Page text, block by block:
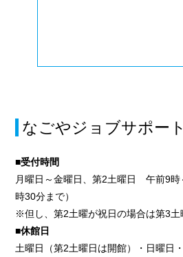
なごやジョブサポー
■受付時間
月曜日～金曜日、第2土曜日 午前9時
時30分まで）
※但し、第2土曜が祝日の場合は第3土
■休館日
土曜日（第2土曜日は開館）・日曜日・